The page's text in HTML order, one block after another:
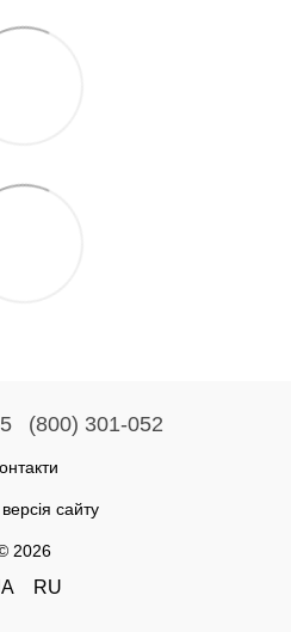
(800) 301-052
сайту
2026
RU